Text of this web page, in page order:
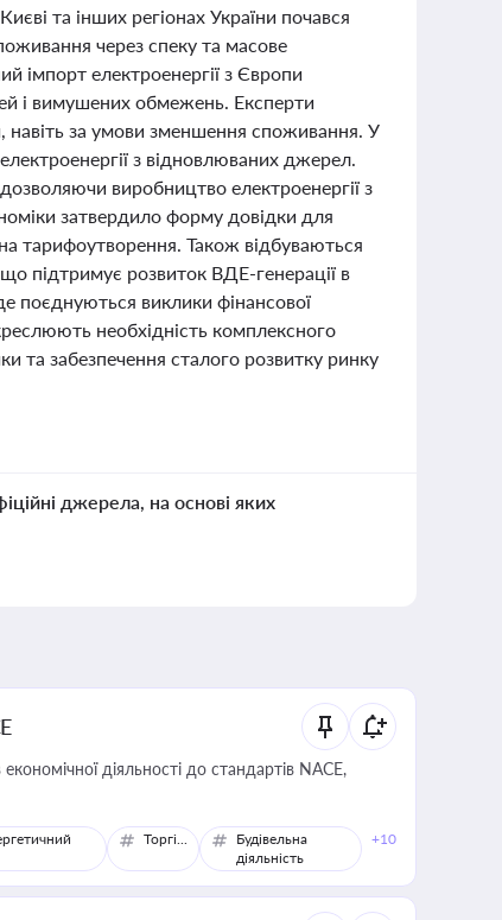
та інших регіонах України почався
через спеку та масове
імпорт електроенергії з Європи
і вимушених обмежень. Експерти
навіть за умови зменшення споживання. У
з відновлюваних джерел.
виробництво електроенергії з
затвердило форму довідки для
тарифоутворення. Також відбуваються
підтримує розвиток ВДЕ-генерації в
поєднуються виклики фінансової
необхідність комплексного
та забезпечення сталого розвитку ринку
джерела, на основі яких
діяльності до стандартів NACE,
Торгівля
Будівельна
діяльність
+10